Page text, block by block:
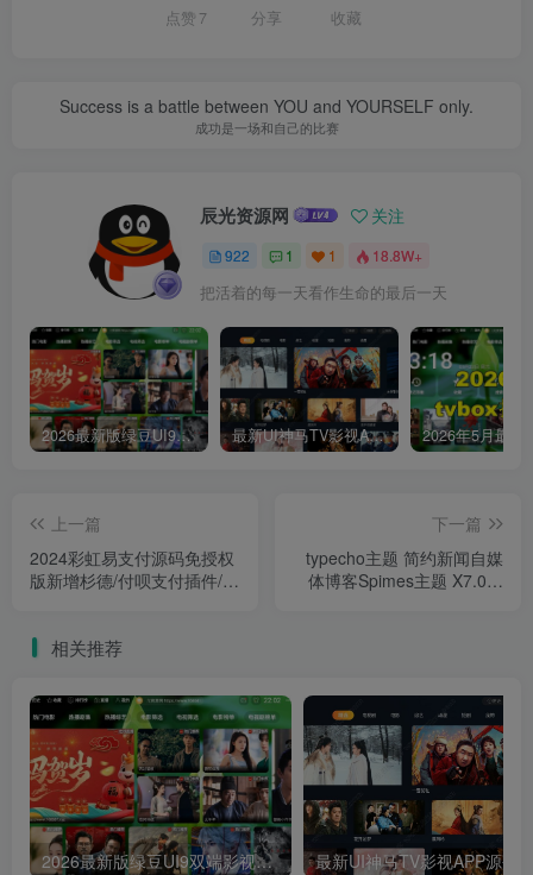
点赞 7 分享 收藏
Success is a battle between YOU and YOURSELF only.
成功是一场和自己的比赛
辰光资源网 关注
922 1 1 18.8W+
把活着的每一天看作生命的最后一天
2026最新版绿豆UI9双端影视APP源码 最新UI神马TV影视APP源码 乐檬影视苹果CMS后台 包含前后端源码
上一篇
2024彩虹易支付源码免授权
版新增杉德/付呗支付插件/云
模板
下一篇
typecho主题 简约新闻自媒
体博客Spimes主题 X7.0源
相关推荐
2026最新版绿豆UI9双端影视APP源码